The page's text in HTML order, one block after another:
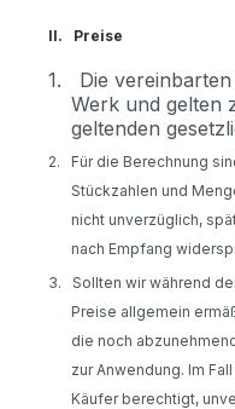
II. Preise
1.
Die
Werk und gelten
geltenden
2.
Für die Berechnung
Stückzahlen und
nicht unverzüglich,
nach Empfang
3.
Sollten wir während
Preise allgemein
die noch
zur Anwendung. Im
Käufer berechtigt,